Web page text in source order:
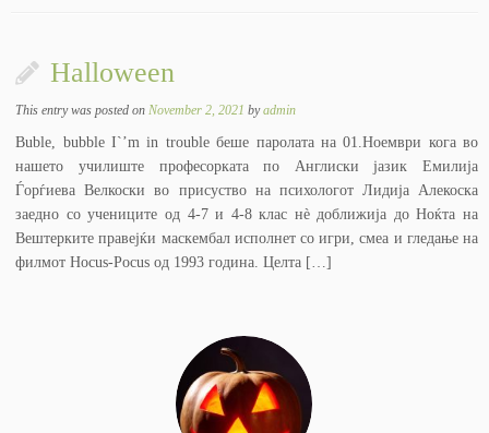
Halloween
This entry was posted onNovember 2, 2021 byadmin
Buble, bubble I`’m in trouble беше паролата на 01.Ноември кога во
нашето училиште професорката по Англиски јазик Емилија
Ѓорѓиева Велкоски во присуство на психологот Лидија Алекоска
заедно со учениците од 4-7 и 4-8 клас нè доближија до Ноќта на
Вештерките правејќи маскембал исполнет со игри, смеа и гледање на
филмот Hocus-Pocus од 1993 година. Целта […]